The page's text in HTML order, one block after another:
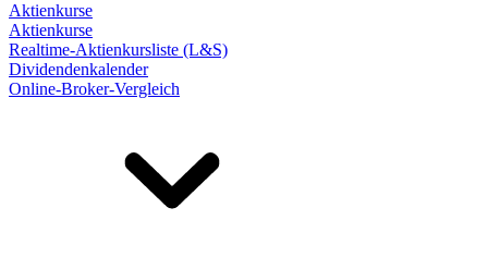
Aktienkurse
Aktienkurse
Realtime-Aktienkursliste (L&S)
Dividendenkalender
Online-Broker-Vergleich